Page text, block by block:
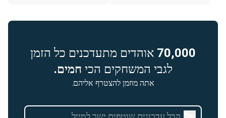
70,000 אוהדים מתעדכנים כל הזמן
לגבי המשחקים הכי חמים.
אתה מוזמן להצטרף אליהם.